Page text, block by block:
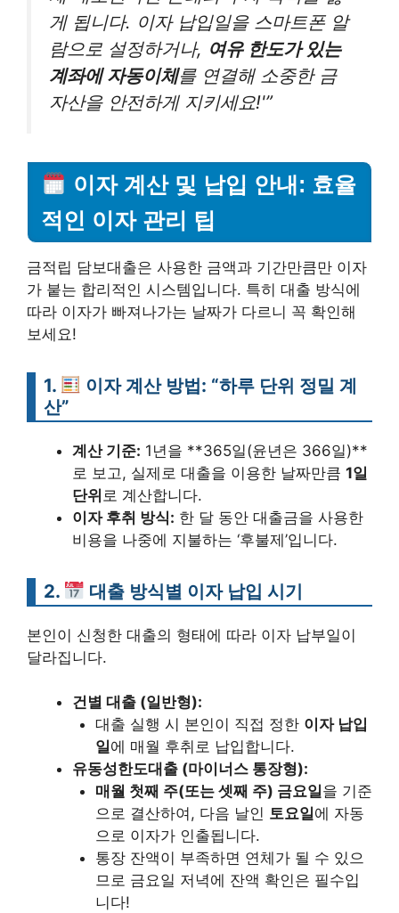
게 됩니다. 이자 납입일을 스마트폰 알
람으로 설정하거나, 여유 한도가 있는
계좌에 자동이체를 연결해 소중한 금
자산을 안전하게 지키세요!'”
이자 계산 및 납입 안내: 효율
적인 이자 관리 팁
금적립 담보대출은 사용한 금액과 기간만큼만 이자
가 붙는 합리적인 시스템입니다. 특히 대출 방식에
따라 이자가 빠져나가는 날짜가 다르니 꼭 확인해
보세요!
1.
이자 계산 방법: “하루 단위 정밀 계
산”
계산 기준: 1년을 **365일(윤년은 366일)**
로 보고, 실제로 대출을 이용한 날짜만큼 1일
단위 로 계산합니다.
이자 후취 방식: 한 달 동안 대출금을 사용한
비용을 나중에 지불하는 ‘후불제’입니다.
2. 대출 방식별 이자 납입 시기
본인이 신청한 대출의 형태에 따라 이자 납부일이
달라집니다.
건별 대출 (일반형):
대출 실행 시 본인이 직접 정한 이자 납입
일에 매월 후취로 납입합니다.
유동성한도대출 (마이너스 통장형):
매월 첫째 주(또는 셋째 주) 금요일을 기준
으로 결산하여, 다음 날인 토요일에 자동
으로 이자가 인출됩니다.
통장 잔액이 부족하면 연체가 될 수 있으
므로 금요일 저녁에 잔액 확인은 필수입
니다!